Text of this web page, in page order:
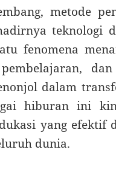
metode
teknologi
fenomena
dalam
hiburan ini
yang efektif
dunia.